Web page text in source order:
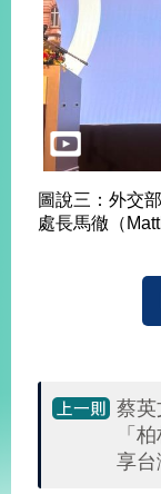
政
府
網
站
資
料
開
放
宣
護
及
安
圖說三：外交
處長馬徹（
蔡英
「
享台